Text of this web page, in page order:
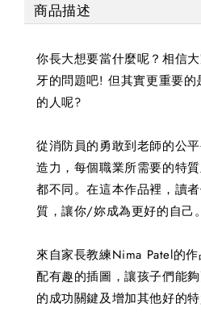
商品描述
你長大想要當什麼呢？相信
牙的問題吧! 但其實更重要
的人呢?
從消防員的勇敢到老師的公
造力，每個職業所需要的特
都不同。在這本作品裡，讀
質，讓你/妳成為更好的自己。
來自家長教練Nima Patel的
配有趣的插圖，讓孩子們能
的成功關鍵及增加其他好的特